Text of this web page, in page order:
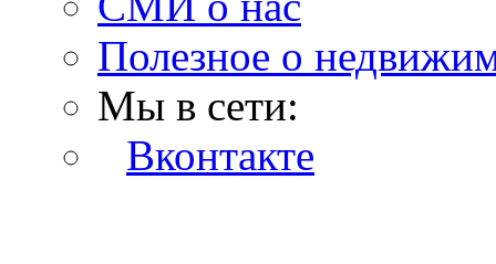
Полезное о
Мы в сети:
Вконтакте